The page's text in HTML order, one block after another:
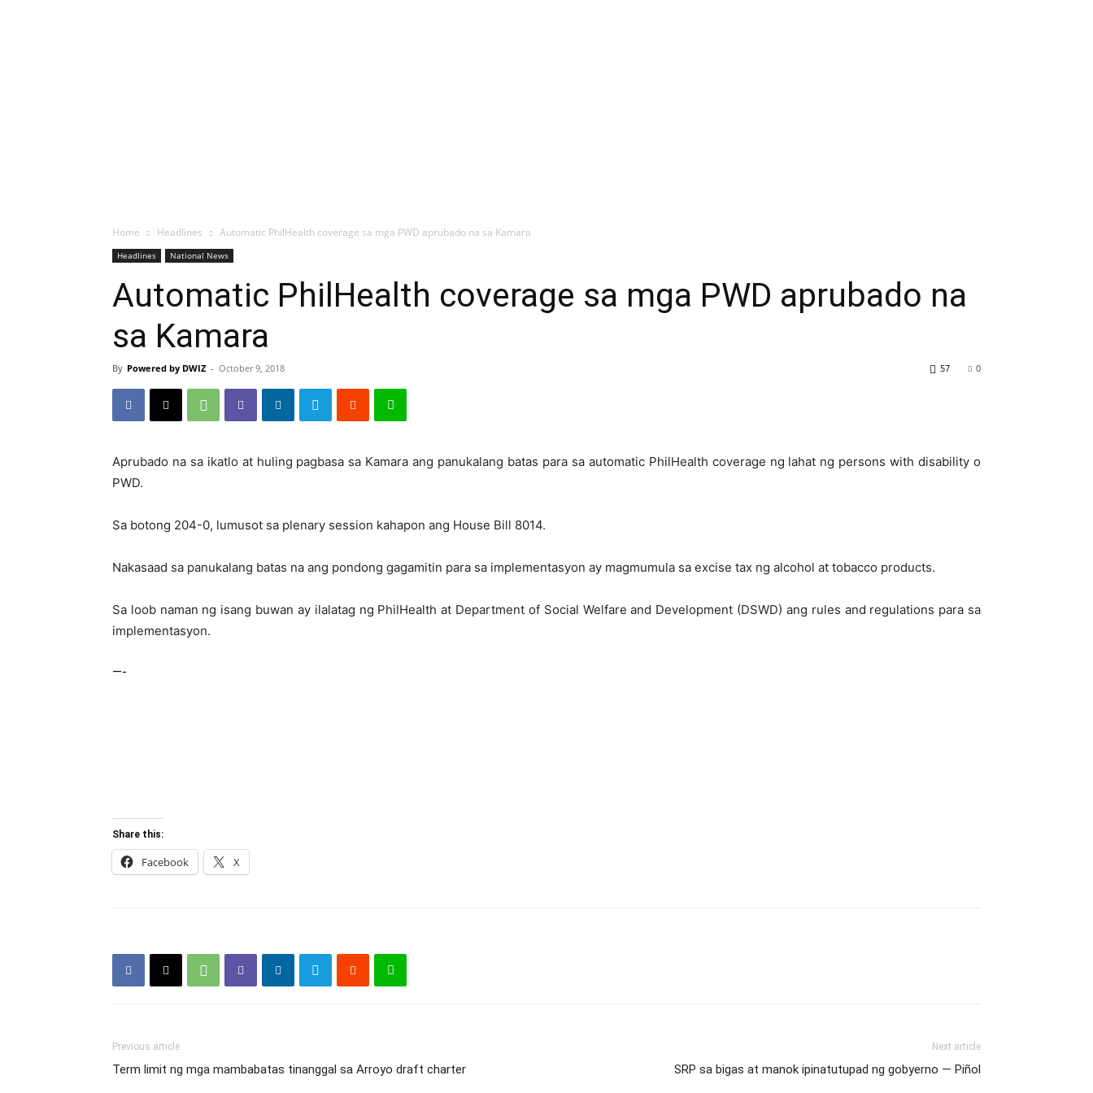
Home Headlines Automatic PhilHealth coverage sa mga PWD aprubado na sa Kamara
Headlines National News
Automatic PhilHealth coverage sa mga PWD aprubado na
sa Kamara
By Powered by DWIZ - October 9, 2018 0
57
Aprubado na sa ikatlo at huling pagbasa sa Kamara ang panukalang batas para sa automatic PhilHealth coverage ng lahat ng persons with disability o
PWD.
Sa botong 204-0, lumusot sa plenary session kahapon ang House Bill 8014.
Nakasaad sa panukalang batas na ang pondong gagamitin para sa implementasyon ay magmumula sa excise tax ng alcohol at tobacco products.
Sa loob naman ng isang buwan ay ilalatag ng PhilHealth at Department of Social Welfare and Development (DSWD) ang rules and regulations para sa
implementasyon.
—-
Share this:
Facebook X
Previous article
Term limit ng mga mambabatas tinanggal sa Arroyo draft charter
Next article
SRP sa bigas at manok ipinatutupad ng gobyerno — Piñol